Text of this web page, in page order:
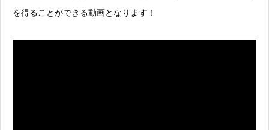
を得ることができる動画となります！